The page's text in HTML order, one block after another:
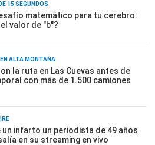
15 SEGUNDOS
matemático para tu cerebro:
valor de "b"?
ALTA MONTAÑA
la ruta en Las Cuevas antes de
con más de 1.500 camiones
un infarto un periodista de 49 años
en su streaming en vivo